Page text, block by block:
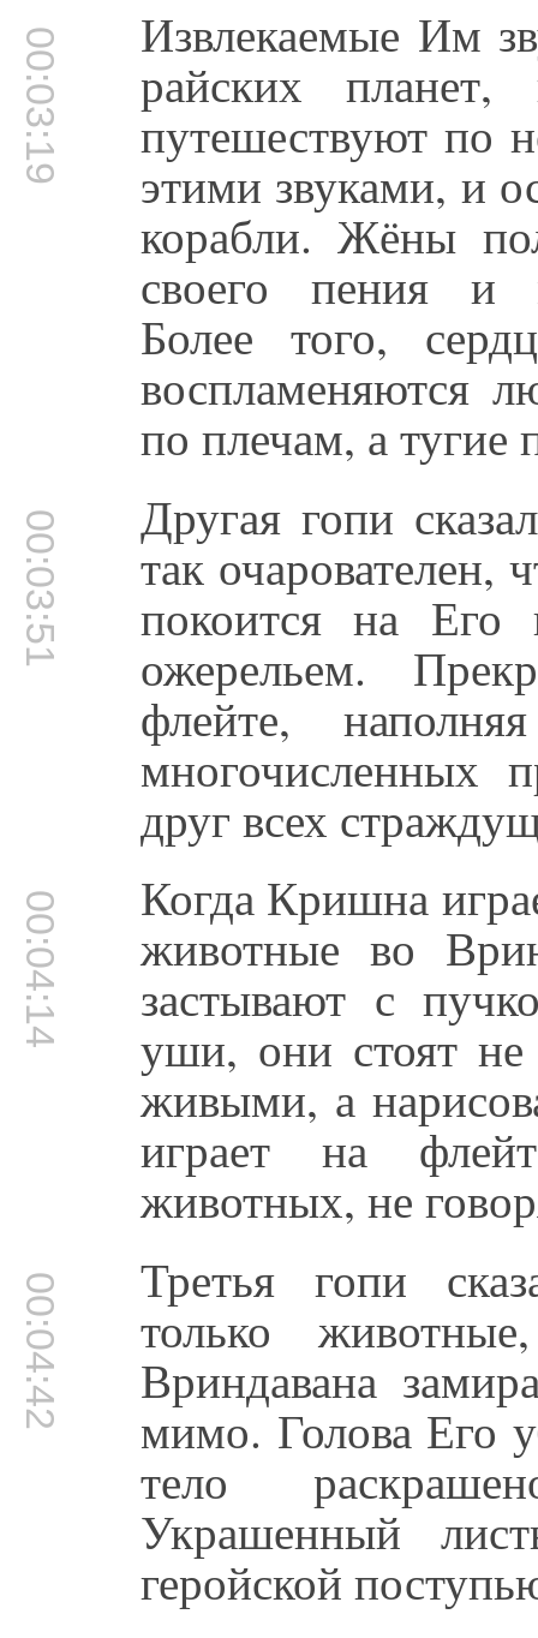
00:03:19 Извлекаемые Им
райских
путешествуют по
этими звуками, и
корабли. Жёны
своего пения и
Более того,
воспламеняются
по плечам, а тугие
00:03:51 Другая гопи
так очарователен,
покоится на Его
ожерельем.
флейте,
многочисленных
друг всех
00:04:14 Когда Кришна
животные во
застывают с
уши, они стоят
живыми, а
играет на
животных, не
00:04:42 Третья гопи
только
Вриндавана
мимо. Голова Его
тело
Украшенный
геройской